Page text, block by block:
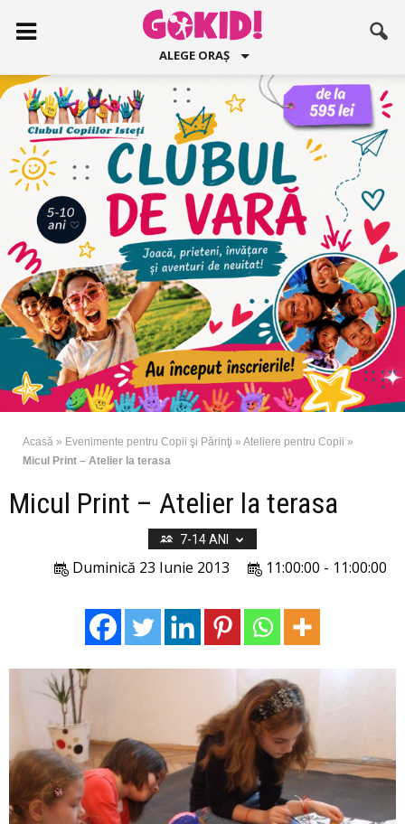
ALEGE ORAȘ
Acasă » Evenimente pentru Copii şi Părinţi » Ateliere pentru Copii »
Micul Print – Atelier la terasa
Micul Print – Atelier la terasa
7-14 ANI
11:00:00 - 11:00:00
Duminică 23 Iunie 2013